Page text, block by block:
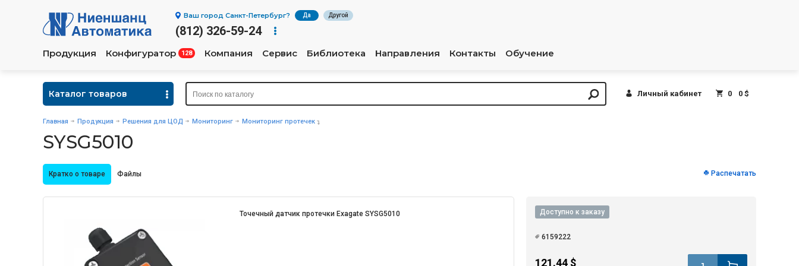
Ваш город Санкт-Петербург? Да Другой
(812) 326-59-24
Продукция Конфигуратор 128 Компания Сервис Библиотека Направления Контакты Обучение
Каталог товаров Личный кабинет 0 0 $
Главная Продукция Решения для ЦОД Мониторинг Мониторинг протечек
SYSG5010
Кратко о товаре Файлы Распечатать
Доступно к заказу
6159222
121.44 $
Точечный датчик протечки Exagate SYSG5010